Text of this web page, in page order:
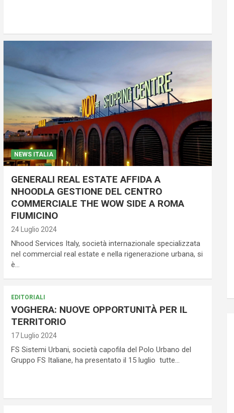
NEWS ITALIA
GENERALI REAL ESTATE AFFIDA A
NHOODLA GESTIONE DEL CENTRO
COMMERCIALE THE WOW SIDE A ROMA
FIUMICINO
24 Luglio 2024
Nhood Services Italy, società internazionale specializzata
nel commercial real estate e nella rigenerazione urbana, si
è…
EDITORIALI
VOGHERA: NUOVE OPPORTUNITÀ PER IL
TERRITORIO
17 Luglio 2024
FS Sistemi Urbani, società capofila del Polo Urbano del
Gruppo FS Italiane, ha presentato il 15 luglio tutte…